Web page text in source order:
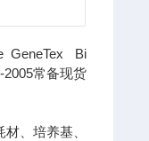
GeneTex Bi
常备现货
、培养基、